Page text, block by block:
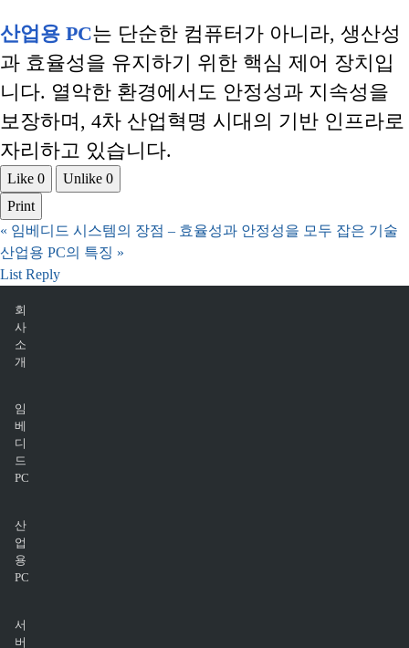
산업용 PC는 단순한 컴퓨터가 아니라, 생산성
과 효율성을 유지하기 위한 핵심 제어 장치입
니다. 열악한 환경에서도 안정성과 지속성을
보장하며, 4차 산업혁명 시대의 기반 인프라로
자리하고 있습니다.
Like 0 Unlike 0
Print
« 임베디드 시스템의 장점 – 효율성과 안정성을 모두 잡은 기술
산업용 PC의 특징 »
List Reply
회
사
소
개
임
베
디
드
PC
산
업
용
PC
서
버